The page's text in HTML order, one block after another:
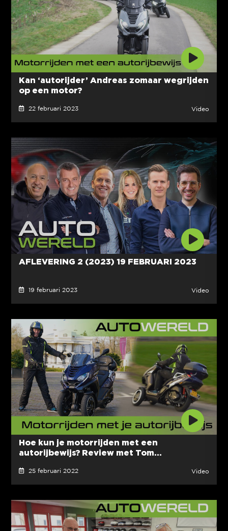
Kan ‘autorijder’ Andreas zomaar wegrijden
op een motor?
22 februari 2023 Video
AFLEVERING 2 (2023) 19 FEBRUARI 2023
19 februari 2023 Video
Hoe kun je motorrijden met een
autorijbewijs? Review met Tom...
25 februari 2022 Video